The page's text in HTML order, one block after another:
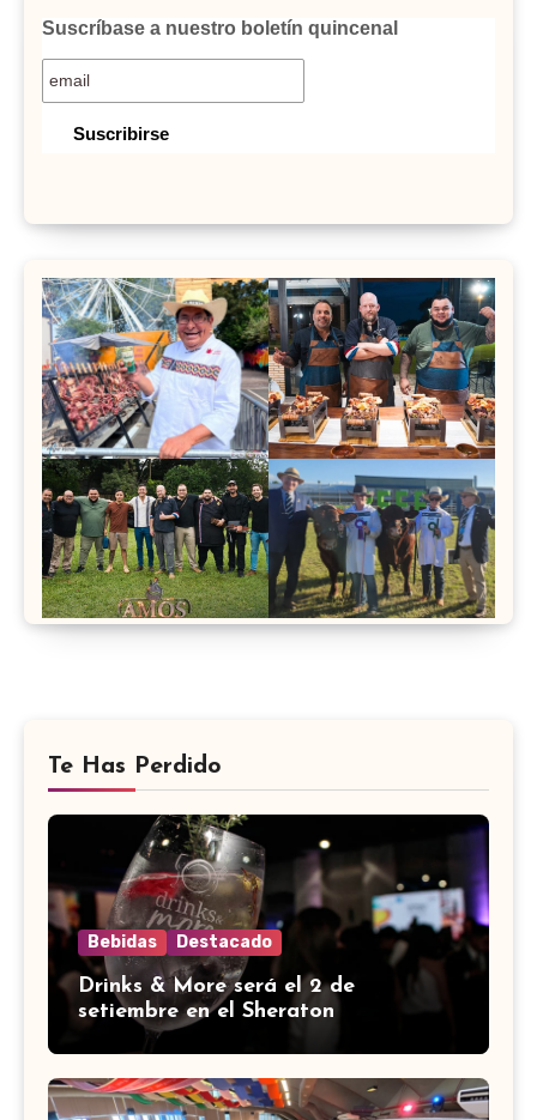
Suscríbase a nuestro boletín quincenal
Te Has Perdido
Bebidas Destacado
Drinks & More será el 2 de
setiembre en el Sheraton